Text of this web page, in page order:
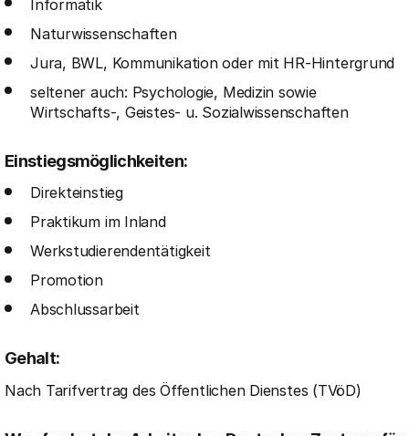
Informatik
Naturwissenschaften
Jura, BWL, Kommunikation oder mit HR-Hintergrund
seltener auch: Psychologie, Medizin sowie
Wirtschafts-, Geistes- u. Sozialwissenschaften
Einstiegsmöglichkeiten:
Direkteinstieg
Praktikum im Inland
Werkstudierendentätigkeit
Promotion
Abschlussarbeit
Gehalt:
Nach Tarifvertrag des Öffentlichen Dienstes (TVöD)